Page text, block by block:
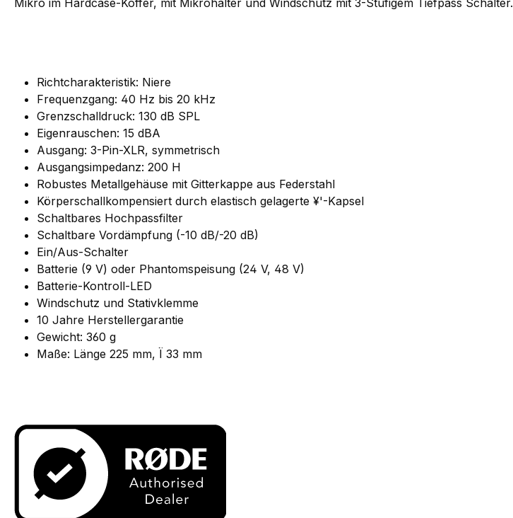
Mikro im Hardcase-Koffer, mit Mikrohalter und Windschutz mit 3-Stufigem Tiefpass Schalter.
Richtcharakteristik: Niere
Frequenzgang: 40 Hz bis 20 kHz
Grenzschalldruck: 130 dB SPL
Eigenrauschen: 15 dBA
Ausgang: 3-Pin-XLR, symmetrisch
Ausgangsimpedanz: 200 H
Robustes Metallgehäuse mit Gitterkappe aus Federstahl
Körperschallkompensiert durch elastisch gelagerte ¥'-Kapsel
Schaltbares Hochpassfilter
Schaltbare Vordämpfung (-10 dB/-20 dB)
Ein/Aus-Schalter
Batterie (9 V) oder Phantomspeisung (24 V, 48 V)
Batterie-Kontroll-LED
Windschutz und Stativklemme
10 Jahre Herstellergarantie
Gewicht: 360 g
Maße: Länge 225 mm, Ï 33 mm